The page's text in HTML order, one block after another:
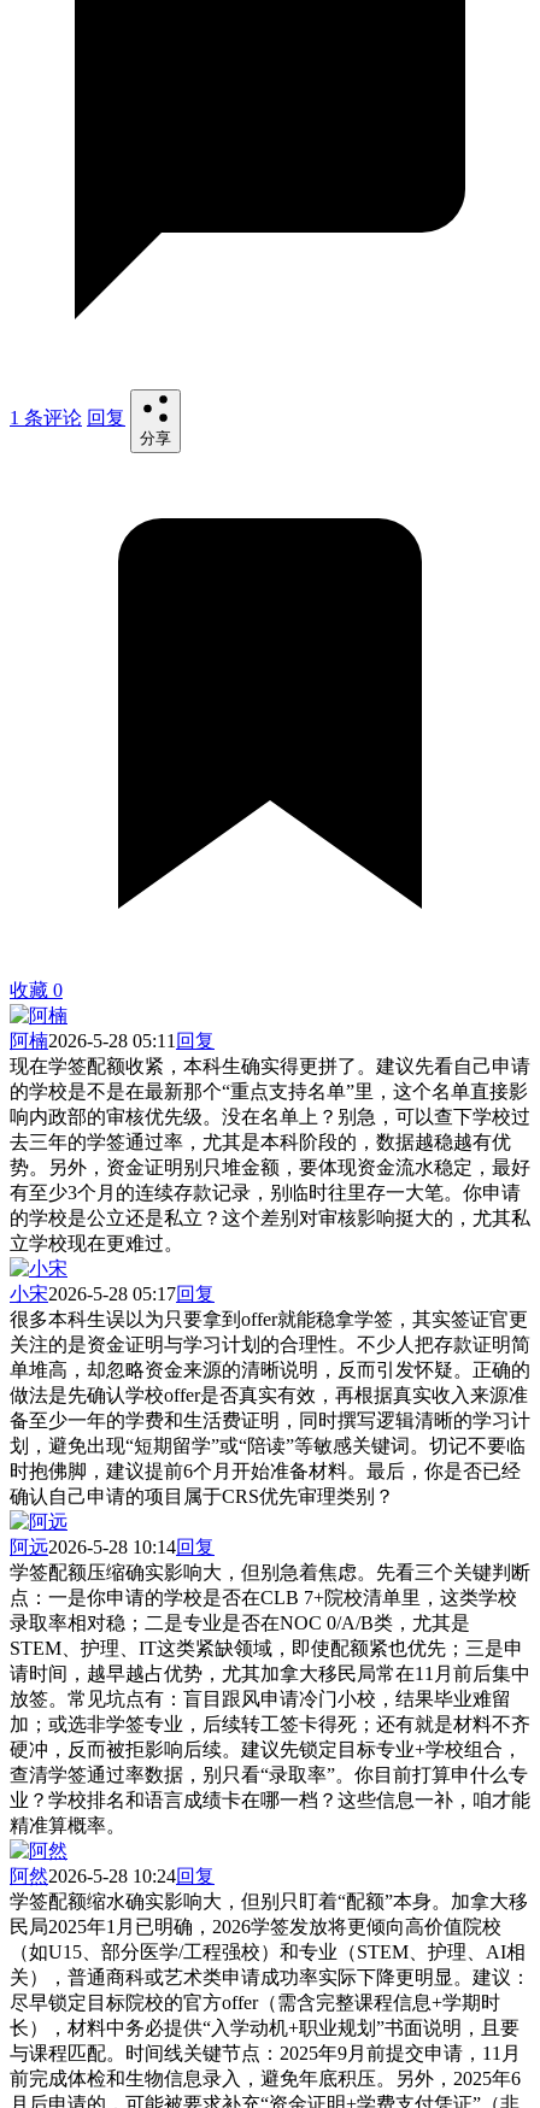
1 条评论 回复
分享
收藏 0
阿楠2026-5-28 05:11 回复
现在学签配额收紧，本科生确实得更拼了。建议先看自己申请
的学校是不是在最新那个“重点支持名单”里，这个名单直接影
响内政部的审核优先级。没在名单上？别急，可以查下学校过
去三年的学签通过率，尤其是本科阶段的，数据越稳越有优
势。另外，资金证明别只堆金额，要体现资金流水稳定，最好
有至少3个月的连续存款记录，别临时往里存一大笔。你申请
的学校是公立还是私立？这个差别对审核影响挺大的，尤其私
立学校现在更难过。
小宋2026-5-28 05:17回复
很多本科生误以为只要拿到offer就能稳拿学签，其实签证官更
关注的是资金证明与学习计划的合理性。不少人把存款证明简
单堆高，却忽略资金来源的清晰说明，反而引发怀疑。正确的
做法是先确认学校offer是否真实有效，再根据真实收入来源准
备至少一年的学费和生活费证明，同时撰写逻辑清晰的学习计
划，避免出现“短期留学”或“陪读”等敏感关键词。切记不要临
时抱佛脚，建议提前6个月开始准备材料。最后，你是否已经
确认自己申请的项目属于CRS优先审理类别？
阿远2026-5-28 10:14回复
学签配额压缩确实影响大，但别急着焦虑。先看三个关键判断
点：一是你申请的学校是否在CLB 7+院校清单里，这类学校
录取率相对稳；二是专业是否在NOC 0/A/B类，尤其是
STEM、护理、IT这类紧缺领域，即使配额紧也优先；三是申
请时间，越早越占优势，尤其加拿大移民局常在11月前后集中
放签。常见坑点有：盲目跟风申请冷门小校，结果毕业难留
加；或选非学签专业，后续转工签卡得死；还有就是材料不齐
硬冲，反而被拒影响后续。建议先锁定目标专业+学校组合，
查清学签通过率数据，别只看“录取率”。你目前打算申什么专
业？学校排名和语言成绩卡在哪一档？这些信息一补，咱才能
精准算概率。
阿然2026-5-28 10:24回复
学签配额缩水确实影响大，但别只盯着“配额”本身。加拿大移
民局2025年1月已明确，2026学签发放将更倾向高价值院校
（如U15、部分医学/工程强校）和专业（STEM、护理、AI相
关），普通商科或艺术类申请成功率实际下降更明显。建议：
尽早锁定目标院校的官方offer（需含完整课程信息+学期时
长），材料中务必提供“入学动机+职业规划”书面说明，且要
与课程匹配。时间线关键节点：2025年9月前提交申请，11月
前完成体检和生物信息录入，避免年底积压。另外，2025年6
月后申请的，可能被要求补充“资金证明+学费支付凭证”（非